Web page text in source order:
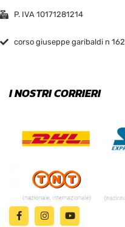
P. IVA 10171281214
corso giuseppe garibaldi n 162
I NOSTRI CORRIERI